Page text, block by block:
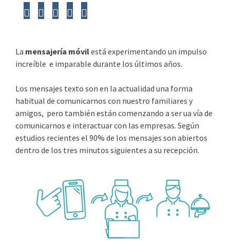
La mensajería móvilestá experimentando un impulso
increíble e imparable durante los últimos años.
Los mensajes texto son en la actualidad una forma
habitual de comunicarnos con nuestro familiares y
amigos, pero también están comenzando a ser ua vía de
comunicarnos e interactuar con las empresas. Según
estudios recientes el 90% de los mensajes son abiertos
dentro de los tres minutos siguientes a su recepción.